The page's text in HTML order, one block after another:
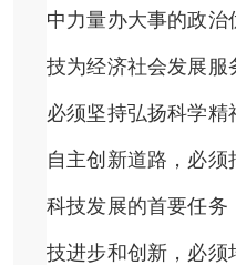
中力量办大事的政
技为经济社会发展服
必须坚持弘扬科学
自主创新道路，必
科技发展的首要任务
技进步和创新，必须